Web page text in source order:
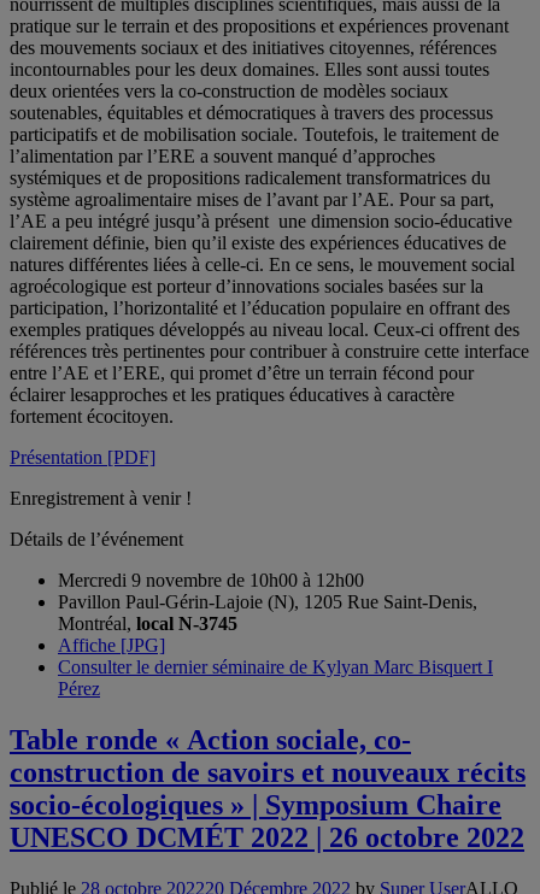
nourrissent de multiples disciplines scientifiques, mais aussi de la
pratique sur le terrain et des propositions et expériences provenant
des mouvements sociaux et des initiatives citoyennes, références
incontournables pour les deux domaines. Elles sont aussi toutes
deux orientées vers la co-construction de modèles sociaux
soutenables, équitables et démocratiques à travers des processus
participatifs et de mobilisation sociale. Toutefois, le traitement de
l’alimentation par l’ERE a souvent manqué d’approches
systémiques et de propositions radicalement transformatrices du
système agroalimentaire mises de l’avant par l’AE. Pour sa part,
l’AE a peu intégré jusqu’à présent une dimension socio-éducative
clairement définie, bien qu’il existe des expériences éducatives de
natures différentes liées à celle-ci. En ce sens, le mouvement social
agroécologique est porteur d’innovations sociales basées sur la
participation, l’horizontalité et l’éducation populaire en offrant des
exemples pratiques développés au niveau local. Ceux-ci offrent des
références très pertinentes pour contribuer à construire cette interface
entre l’AE et l’ERE, qui promet d’être un terrain fécond pour
éclairer lesapproches et les pratiques éducatives à caractère
fortement écocitoyen.
Présentation [PDF]
Enregistrement à venir !
Détails de l’événement
Mercredi 9 novembre de 10h00 à 12h00
Pavillon Paul-Gérin-Lajoie (N), 1205 Rue Saint-Denis,
Montréal, local N-3745
Affiche [JPG]
Consulter le dernier séminaire de Kylyan Marc Bisquert I
Pérez
Table ronde « Action sociale, co-
construction de savoirs et nouveaux récits
socio-écologiques » | Symposium Chaire
UNESCO DCMÉT 2022 | 26 octobre 2022
Publié le 28 octobre 202220 Décembre 2022 by Super UserALLO